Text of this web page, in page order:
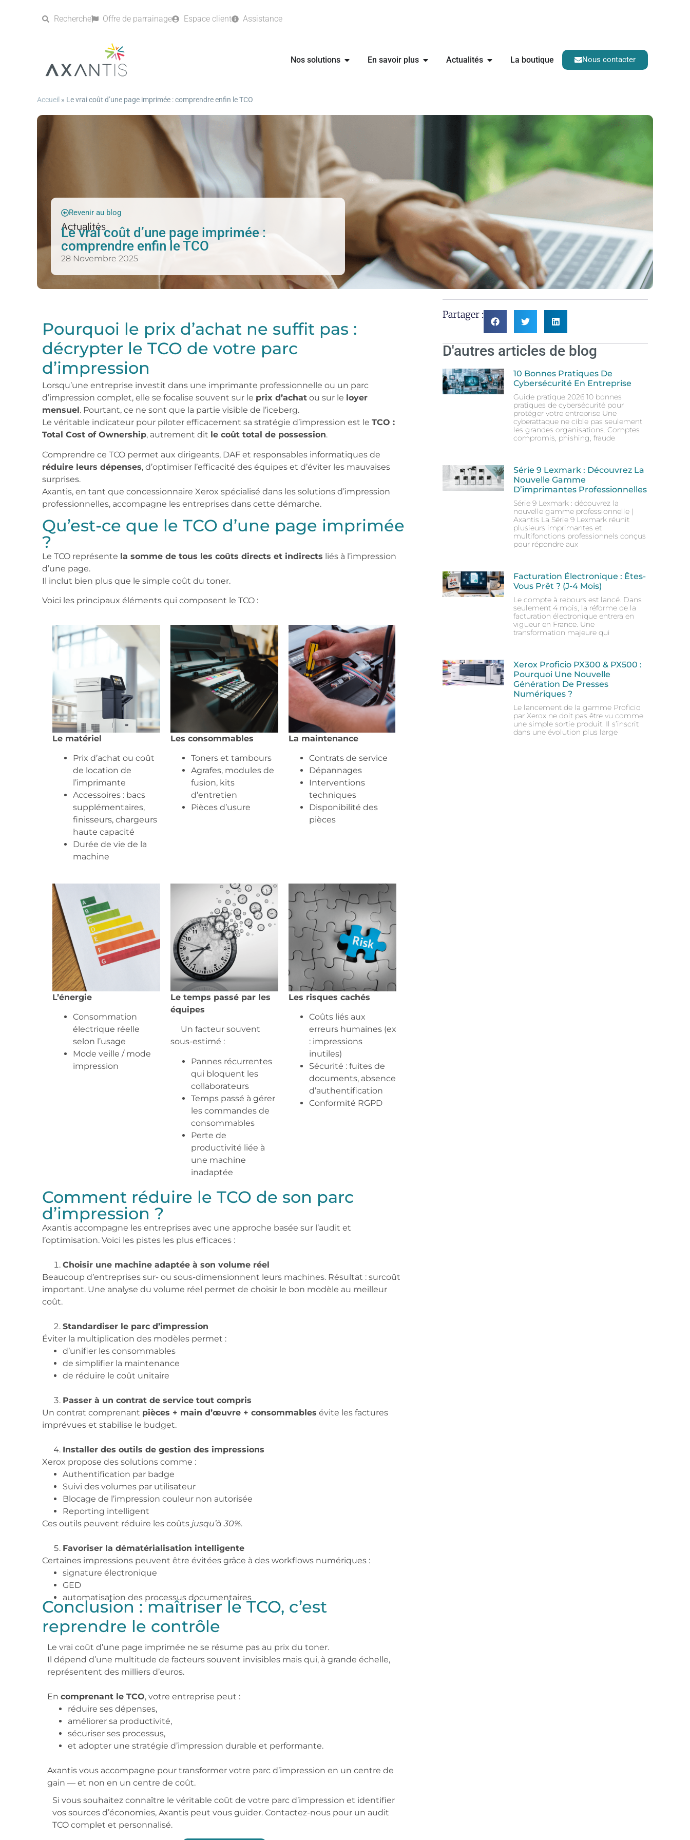
Recherche Offre de parrainage Espace client Assistance
Nos solutions En savoir plus Actualités La boutique Nous contacter
Accueil » Le vrai coût d’une page imprimée : comprendre enfin le TCO
Revenir au blog
Actualités
Le vrai coût d’une page imprimée :
comprendre enfin le TCO
28 Novembre 2025
Pourquoi le prix d’achat ne suffit pas :
décrypter le TCO de votre parc
d’impression
Lorsqu’une entreprise investit dans une imprimante professionnelle ou un parc
d’impression complet, elle se focalise souvent sur le prix d’achat ou sur le loyer
mensuel. Pourtant, ce ne sont que la partie visible de l’iceberg.
Le véritable indicateur pour piloter efficacement sa stratégie d’impression est le TCO :
Total Cost of Ownership, autrement dit le coût total de possession.
Comprendre ce TCO permet aux dirigeants, DAF et responsables informatiques de
réduire leurs dépenses, d’optimiser l’efficacité des équipes et d’éviter les mauvaises
surprises.
Axantis, en tant que concessionnaire Xerox spécialisé dans les solutions d’impression
professionnelles, accompagne les entreprises dans cette démarche.
Qu’est-ce que le TCO d’une page imprimée
?
Le TCO représente la somme de tous les coûts directs et indirects liés à l’impression
d’une page.
Il inclut bien plus que le simple coût du toner.
Voici les principaux éléments qui composent le TCO :
Le matériel
Prix d’achat ou coût
de location de
l’imprimante
Accessoires : bacs
supplémentaires,
finisseurs, chargeurs
haute capacité
Durée de vie de la
machine
Les consommables
Toners et tambours
Agrafes, modules de
fusion, kits
d’entretien
Pièces d’usure
La maintenance
Contrats de service
Dépannages
Interventions
techniques
Disponibilité des
pièces
L’énergie
Consommation
électrique réelle
selon l’usage
Mode veille / mode
impression
Le temps passé par les
équipes
Un facteur souvent
sous-estimé :
Pannes récurrentes
qui bloquent les
collaborateurs
Temps passé à gérer
les commandes de
consommables
Perte de
productivité liée à
une machine
inadaptée
Les risques cachés
Coûts liés aux
erreurs humaines (ex
: impressions
inutiles)
Sécurité : fuites de
documents, absence
d’authentification
Conformité RGPD
Comment réduire le TCO de son parc
d’impression ?
Axantis accompagne les entreprises avec une approche basée sur l’audit et
l’optimisation. Voici les pistes les plus efficaces :
Choisir une machine adaptée à son volume réel
Beaucoup d’entreprises sur- ou sous-dimensionnent leurs machines. Résultat : surcoût
important. Une analyse du volume réel permet de choisir le bon modèle au meilleur
coût.
Standardiser le parc d’impression
Éviter la multiplication des modèles permet :
d’unifier les consommables
de simplifier la maintenance
de réduire le coût unitaire
Passer à un contrat de service tout compris
Un contrat comprenant pièces + main d’œuvre + consommables évite les factures
imprévues et stabilise le budget.
Installer des outils de gestion des impressions
Xerox propose des solutions comme :
Authentification par badge
Suivi des volumes par utilisateur
Blocage de l’impression couleur non autorisée
Reporting intelligent
Ces outils peuvent réduire les coûts jusqu’à 30%.
Favoriser la dématérialisation intelligente
Certaines impressions peuvent être évitées grâce à des workflows numériques :
signature électronique
GED
automatisation des processus documentaires
Conclusion : maîtriser le TCO, c’est
reprendre le contrôle
Le vrai coût d’une page imprimée ne se résume pas au prix du toner.
Il dépend d’une multitude de facteurs souvent invisibles mais qui, à grande échelle,
représentent des milliers d’euros.
En comprenant le TCO, votre entreprise peut :
réduire ses dépenses,
améliorer sa productivité,
sécuriser ses processus,
et adopter une stratégie d’impression durable et performante.
Axantis vous accompagne pour transformer votre parc d’impression en un centre de
gain — et non en un centre de coût.
Si vous souhaitez connaître le véritable coût de votre parc d’impression et identifier
vos sources d’économies, Axantis peut vous guider. Contactez-nous pour un audit
TCO complet et personnalisé.
Partager :
D'autres articles de blog
10 Bonnes Pratiques De
Cybersécurité En Entreprise
Guide pratique 2026 10 bonnes
pratiques de cybersécurité pour
protéger votre entreprise Une
cyberattaque ne cible pas seulement
les grandes organisations. Comptes
compromis, phishing, fraude
Série 9 Lexmark : Découvrez La
Nouvelle Gamme
D’imprimantes Professionnelles
Série 9 Lexmark : découvrez la
nouvelle gamme professionnelle |
Axantis La Série 9 Lexmark réunit
plusieurs imprimantes et
multifonctions professionnels conçus
pour répondre aux
Facturation Électronique : Êtes-
Vous Prêt ? (J-4 Mois)
Le compte à rebours est lancé. Dans
seulement 4 mois, la réforme de la
facturation électronique entrera en
vigueur en France. Une
transformation majeure qui
Xerox Proficio PX300 & PX500 :
Pourquoi Une Nouvelle
Génération De Presses
Numériques ?
Le lancement de la gamme Proficio
par Xerox ne doit pas être vu comme
une simple sortie produit. Il s’inscrit
dans une évolution plus large